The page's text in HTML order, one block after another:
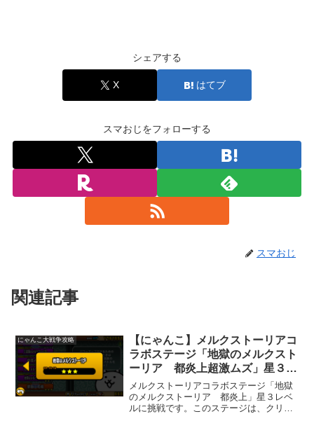
シェアする
X はてブ
スマおじをフォローする
スマおじ
関連記事
にゃんこ大戦争攻略
【にゃんこ】メルクストーリアコ
ラボステージ「地獄のメルクスト
ーリア 都炎上超激ムズ」星３レ
ベルに挑戦
メルクストーリアコラボステージ「地獄
のメルクストーリア 都炎上」星３レベ
ルに挑戦です。このステージは、クリア